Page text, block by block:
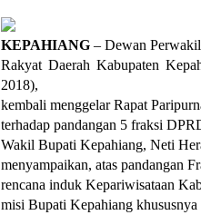
KEPAHIANG – Dewan
Rakyat Daerah Kabupaten
2018),
kembali menggelar Rapat
terhadap pandangan 5 fraksi
Wakil Bupati Kepahiang, Neti
menyampaikan, atas pandangan
rencana induk Kepariwisataan
misi Bupati Kepahiang